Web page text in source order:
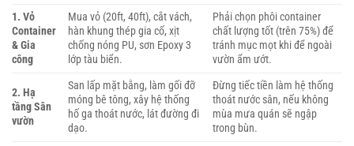
1. Vỏ
Container
& Gia
công
Mua vỏ (20ft, 40ft), cắt vách,
hàn khung thép gia cố, xịt
chống nóng PU, sơn Epoxy 3
lớp tàu biển.
Phải chọn phôi container
chất lượng tốt (trên 75%) để
tránh mục mọt khi để ngoài
vườn ẩm ướt.
2. Hạ
tầng Sân
vườn
San lấp mặt bằng, làm gối đỡ
móng bê tông, xây hệ thống
hố ga thoát nước, lát đường đi
dạo.
Đừng tiếc tiền làm hệ thống
thoát nước sân, nếu không
mùa mưa quán sẽ ngập
trong bùn.